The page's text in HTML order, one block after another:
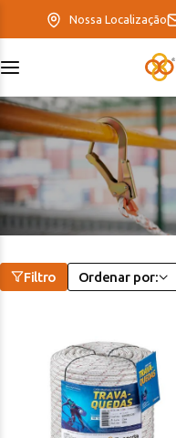
Nossa Localização
Filtro Ordenar por:
EcoFriendly
ItaMaxx